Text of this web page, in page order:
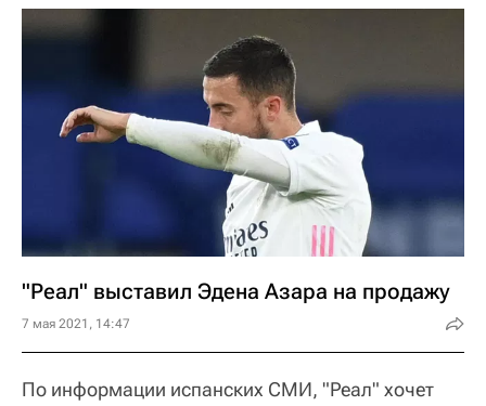
"Реал" выставил Эдена Азара на продажу
7 мая 2021, 14:47
По информации испанских СМИ, "Реал" хочет